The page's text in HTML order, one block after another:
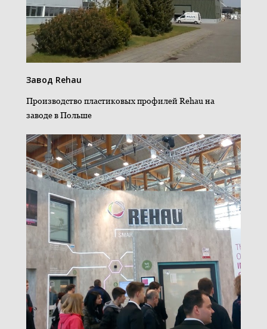
Завод Rehau
Производство пластиковых профилей Rehau на
заводе в Польше